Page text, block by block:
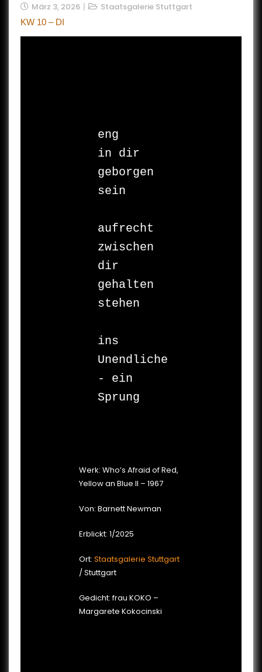
März 3, 2026 Staatsgalerie Stuttgart
KW 10 – DI
eng
in dir
geborgen
sein
aufrecht
zwischen
dir
gehalten
stehen
ins
Unendliche
- ein
Sprung
Werk: Who’s Afraid of Red,
Yellow an Blue II – 1967
Von: Barnett Newman
Erblickt: 1/2025
Ort: Staatsgalerie Stuttgart
/ Stuttgart
Gedicht: frau KOKO –
Margarete Kokocinski